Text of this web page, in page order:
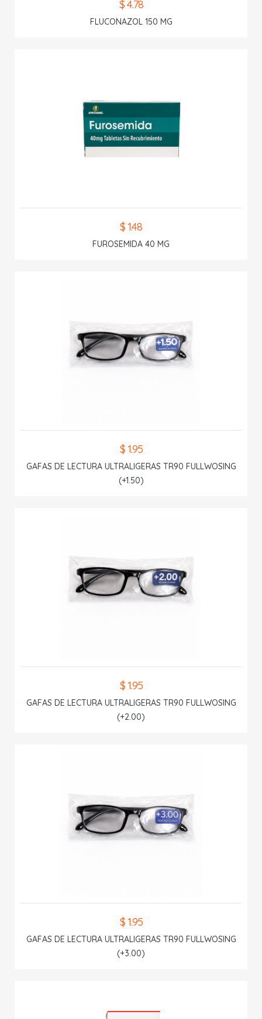
$ 4.78
FLUCONAZOL 150 MG
$ 1.48
FUROSEMIDA 40 MG
$ 1.95
GAFAS DE LECTURA ULTRALIGERAS TR90 FULLWOSING
(+1.50)
$ 1.95
GAFAS DE LECTURA ULTRALIGERAS TR90 FULLWOSING
(+2.00)
$ 1.95
GAFAS DE LECTURA ULTRALIGERAS TR90 FULLWOSING
(+3.00)